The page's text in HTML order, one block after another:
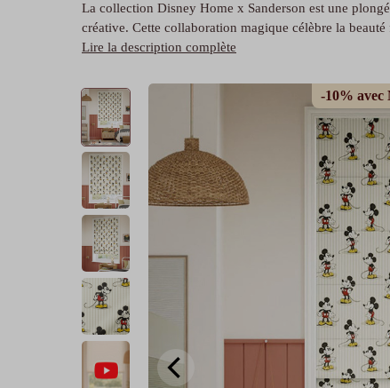
La collection Disney Home x Sanderson est une
créative. Cette collaboration magique célèbre la
Lire la description complète
-10% avec